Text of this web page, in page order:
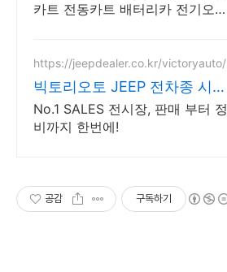
카트 전동카트 배터리카 전기오토
https://jeepdealer.co.kr/victoryauto/
빅토리오토 JEEP 전차종 시승
가능,친절한 상담
No.1 SALES 전시장, 판매 부터 정
비까지 한번에!
공감 구독하기